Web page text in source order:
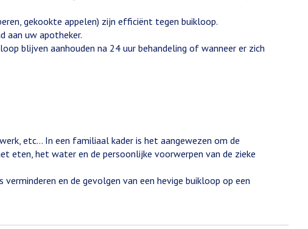
gekookte appelen) zijn efficiënt tegen buikloop.
aan uw apotheker.
blijven aanhouden na 24 uur behandeling of wanneer er zich
etc… In een familiaal kader is het aangewezen om de
het water en de persoonlijke voorwerpen van de zieke
en de gevolgen van een hevige buikloop op een